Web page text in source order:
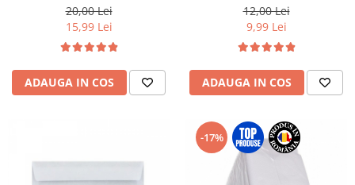
20,00 Lei
15,99 Lei
ADAUGA IN COS
12,00 Lei
9,99 Lei
ADAUGA IN COS
-17%